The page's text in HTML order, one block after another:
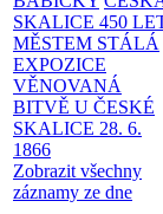
SKALICE 450
MĚSTEM STÁLÁ
EXPOZICE
VĚNOVANÁ
BITVĚ U ČESKÉ
SKALICE 28. 6.
1866
Zobrazit všechny
záznamy ze dne